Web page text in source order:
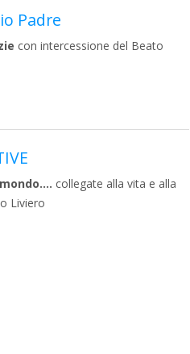
Padre
con intercessione del Beato
collegate alla vita e alla
Liviero